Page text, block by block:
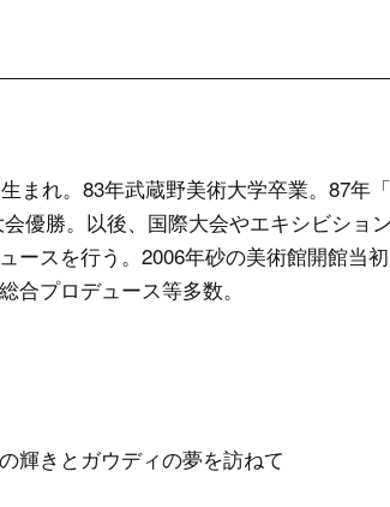
総合プ
まれ。83年武蔵野美術大学卒業。87年
優勝。以後、国際大会やエキシビショ
ースを行う。2006年砂の美術館開館当
合プロデュース等多数。
輝きとガウディの夢を訪ねて